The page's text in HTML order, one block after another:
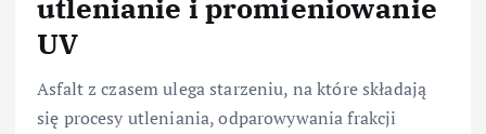
utlenianie i promieniowanie
UV
Asfalt z czasem ulega starzeniu, na które składają
się procesy utleniania, odparowywania frakcji